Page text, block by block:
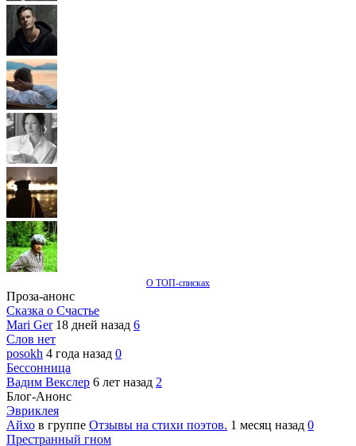
О ТОП-списках
Проза-анонс
Сказка о Счастье
Mari Ger 18 дней назад 6
Слов нет
posokh 4 года назад 0
Бессонница
Вадим Векслер 6 лет назад 2
Блог-Анонс
Эвриклея
Айхо в группе Отзывы на стихи поэтов. 1 месяц назад 0
Престранный гном